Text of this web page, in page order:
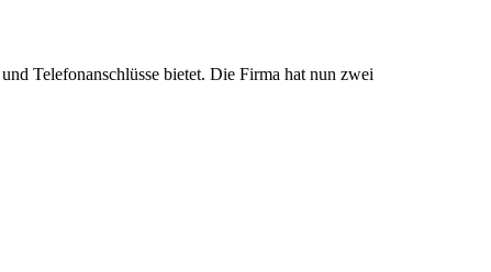
Telefonanschlüsse bietet. Die Firma hat nun zwei